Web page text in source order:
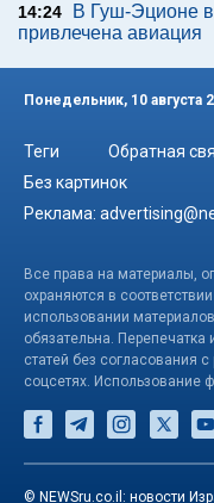
14:24
В Гуш-Эционе
привлечена авиация
Понедельник, 10 августа
Теги Обратная
Без картинок
Реклама:
Все права на материалы,
охраняются в
использовании
обязательна.
статей без согласования
соцсетях. Использование
© NEWSru.co.il: новости